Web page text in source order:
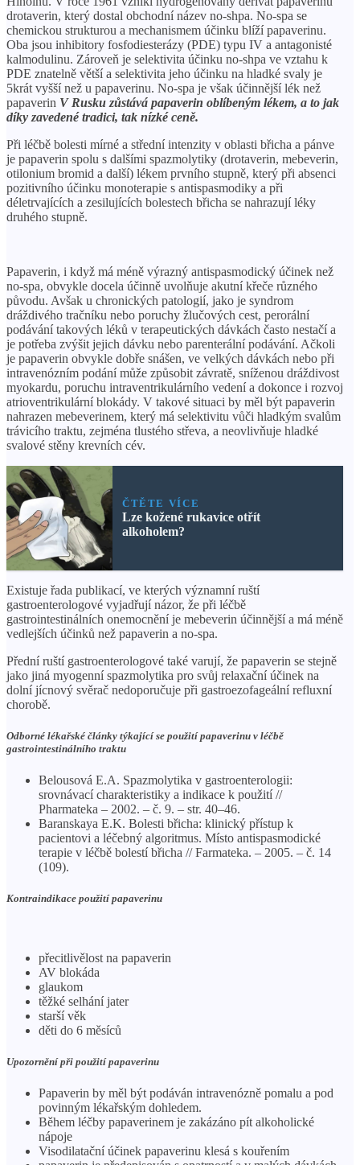
drotaverin, který dostal obchodní název no-shpa. No-spa se
chemickou strukturou a mechanismem účinku blíží papaverinu.
Oba jsou inhibitory fosfodiesterázy (PDE) typu IV a antagonisté
kalmodulinu. Zároveň je selektivita účinku no-shpa ve vztahu k
PDE znatelně větší a selektivita jeho účinku na hladké svaly je
5krát vyšší než u papaverinu. No-spa je však účinnější lék než
papaverin V Rusku zůstává papaverin oblíbeným lékem, a to jak
díky zavedené tradici, tak nízké ceně.
Při léčbě bolesti mírné a střední intenzity v oblasti břicha a pánve
je papaverin spolu s dalšími spazmolytiky (drotaverin, mebeverin,
otilonium bromid a další) lékem prvního stupně, který při absenci
pozitivního účinku monoterapie s antispasmodiky a při
déletrvajících a zesilujících bolestech břicha se nahrazují léky
druhého stupně.
Papaverin, i když má méně výrazný antispasmodický účinek než
no-spa, obvykle docela účinně uvolňuje akutní křeče různého
původu. Avšak u chronických patologií, jako je syndrom
dráždivého tračníku nebo poruchy žlučových cest, perorální
podávání takových léků v terapeutických dávkách často nestačí a
je potřeba zvýšit jejich dávku nebo parenterální podávání. Ačkoli
je papaverin obvykle dobře snášen, ve velkých dávkách nebo při
intravenózním podání může způsobit závratě, sníženou dráždivost
myokardu, poruchu intraventrikulárního vedení a dokonce i rozvoj
atrioventrikulární blokády. V takové situaci by měl být papaverin
nahrazen mebeverinem, který má selektivitu vůči hladkým svalům
trávicího traktu, zejména tlustého střeva, a neovlivňuje hladké
svalové stěny krevních cév.
ČTĚTE VÍCE
Lze kožené rukavice otřít
alkoholem?
Existuje řada publikací, ve kterých významní ruští
gastroenterologové vyjadřují názor, že při léčbě
gastrointestinálních onemocnění je mebeverin účinnější a má méně
vedlejších účinků než papaverin a no-spa.
Přední ruští gastroenterologové také varují, že papaverin se stejně
jako jiná myogenní spazmolytika pro svůj relaxační účinek na
dolní jícnový svěrač nedoporučuje při gastroezofageální refluxní
chorobě.
Odborné lékařské články týkající se použití papaverinu v léčbě
gastrointestinálního traktu
Belousová E.A. Spazmolytika v gastroenterologii:
srovnávací charakteristiky a indikace k použití //
Pharmateka – 2002. – č. 9. – str. 40–46.
Baranskaya E.K. Bolesti břicha: klinický přístup k
pacientovi a léčebný algoritmus. Místo antispasmodické
terapie v léčbě bolestí břicha // Farmateka. – 2005. – č. 14
(109).
Kontraindikace použití papaverinu
přecitlivělost na papaverin
AV blokáda
glaukom
těžké selhání jater
starší věk
děti do 6 měsíců
Upozornění při použití papaverinu
Papaverin by měl být podáván intravenózně pomalu a pod
povinným lékařským dohledem.
Během léčby papaverinem je zakázáno pít alkoholické
nápoje
Visodilatační účinek papaverinu klesá s kouřením